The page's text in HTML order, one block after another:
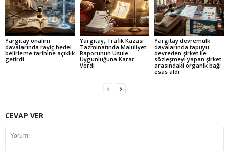
Yargıtay önalım
davalarında rayiç bedel
belirleme tarihine açıklık
getirdi
Yargıtay, Trafik Kazası
Tazminatında Maluliyet
Raporunun Usule
Uygunluğuna Karar
Verdi
Yargıtay devremülk
davalarında tapuyu
devreden şirket ile
sözleşmeyi yapan şirket
arasındaki organik bağı
esas aldı
CEVAP VER